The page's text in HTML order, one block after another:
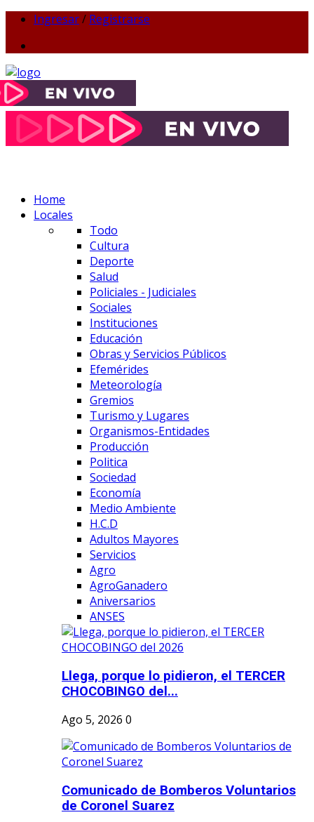
Ingresar/ Registrarse
Home
Locales
Todo
Cultura
Deporte
Salud
Policiales - Judiciales
Sociales
Instituciones
Educación
Obras y Servicios Públicos
Efemérides
Meteorología
Gremios
Turismo y Lugares
Organismos-Entidades
Producción
Politica
Sociedad
Economía
Medio Ambiente
H.C.D
Adultos Mayores
Servicios
Agro
AgroGanadero
Aniversarios
ANSES
Llega, porque lo pidieron, el TERCER
CHOCOBINGO del...
Ago 5, 2026 0
Comunicado de Bomberos Voluntarios
de Coronel Suarez